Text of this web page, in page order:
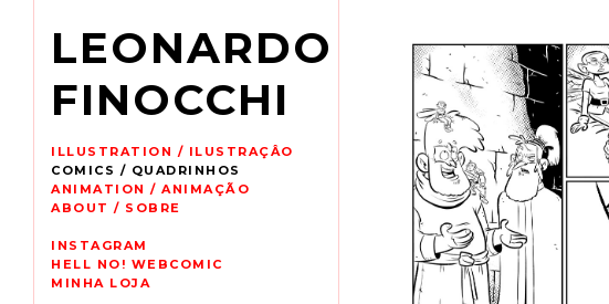
LEONARDO
FINOCCHI
ILLUSTRATION / ILUSTRAÇÂO
COMICS / QUADRINHOS
ANIMATION / ANIMAÇÃO
ABOUT / SOBRE
INSTAGRAM
HELL NO! WEBCOMIC
MINHA LOJA